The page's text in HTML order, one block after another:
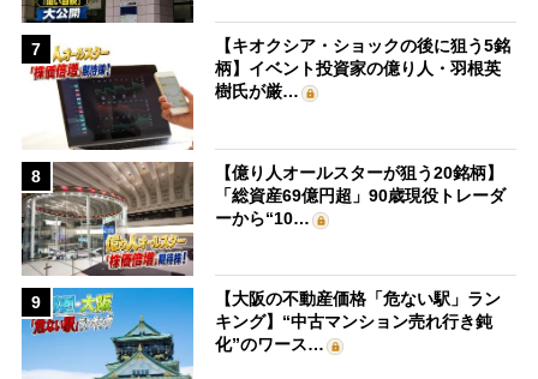
7
【キオクシア・ショックの後に狙う5銘
柄】イベント投資家の億り人・羽根英
樹氏が厳…
8
【億り人オールスターが狙う20銘柄】
「総資産69億円超」90歳現役トレーダ
ーから“10…
9
【大阪の不動産価格「危ない駅」ラン
キング】“中古マンション売れ行き鈍
化”のワース…